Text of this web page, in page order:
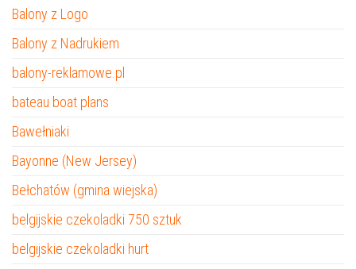
Balony z Logo
Balony z Nadrukiem
balony-reklamowe.pl
bateau boat plans
Bawełniaki
Bayonne (New Jersey)
Bełchatów (gmina wiejska)
belgijskie czekoladki 750 sztuk
belgijskie czekoladki hurt